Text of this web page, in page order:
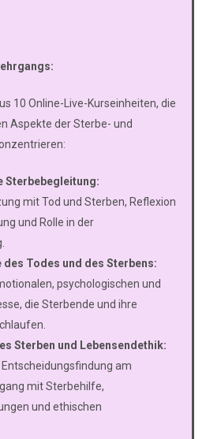
10 Online-Live-Kurseinheiten, die
Aspekte der Sterbe- und
Sterbebegleitung:
mit Tod und Sterben, Reflexion
und Rolle in der
des Todes und des Sterbens:
psychologischen und
die Sterbende und ihre
Sterben und Lebensendethik:
am
mit Sterbehilfe,
und ethischen